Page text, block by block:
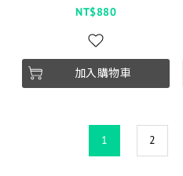
保護殼-透明
NT$880
加入購物車
1 2